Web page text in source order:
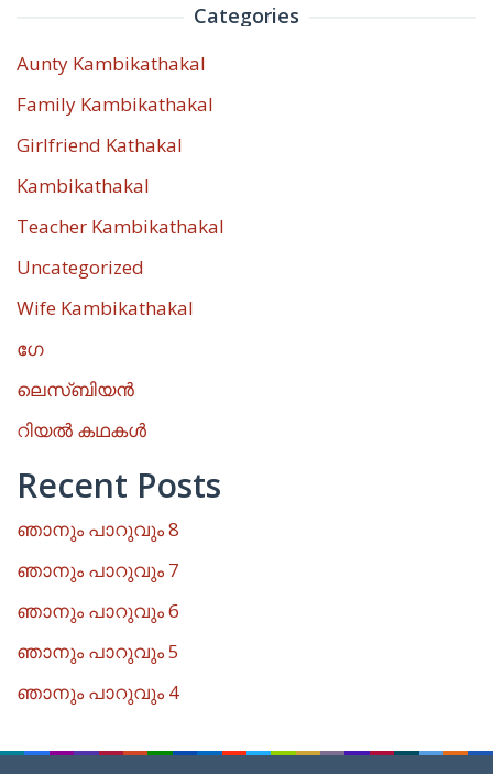
Categories
Aunty Kambikathakal
Family Kambikathakal
Girlfriend Kathakal
Kambikathakal
Teacher Kambikathakal
Uncategorized
Wife Kambikathakal
ഗേ
ലെസ്ബിയൻ
റിയൽ കഥകൾ
Recent Posts
ഞാനും പാറുവും 8
ഞാനും പാറുവും 7
ഞാനും പാറുവും 6
ഞാനും പാറുവും 5
ഞാനും പാറുവും 4